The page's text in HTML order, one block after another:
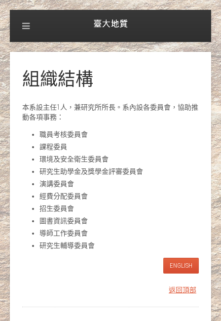
組織結構
本系設主任1人，兼研究所所長。系內設各委員會，協助推
動各項事務：
職員考核委員會
課程委員
環境及安全衛生委員會
研究生助學金及獎學金評審委員會
演講委員會
經費分配委員會
招生委員會
圖書資訊委員會
導師工作委員會
研究生輔導委員會
ENGLISH
返回頂部